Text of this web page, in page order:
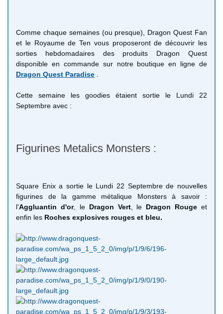
Comme chaque semaines (ou presque), Dragon Quest Fan
et le Royaume de Ten vous proposeront de découvrir les
sorties hebdomadaires des produits Dragon Quest
disponible en commande sur notre boutique en ligne de
Dragon Quest Paradise
Cette semaine les goodies étaient sortie le Lundi 22
Septembre avec :
Figurines Metalics Monsters :
Square Enix a sortie le Lundi 22 Septembre de nouvelles
figurines de la gamme métalique Monsters à savoir :
l'Aggluantin d'or, leDragon Vert, le Dragon Rouge et
enfin les Roches explosives rouges et bleu.